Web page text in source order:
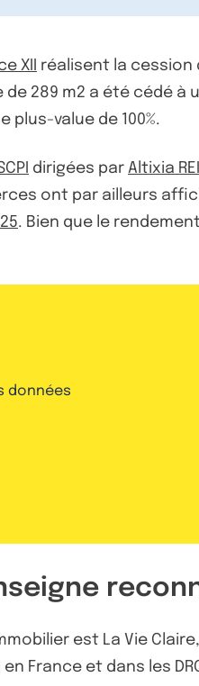
XII
réalisent la cession
289 m2 a été cédé
plus-value de 100%.
dirigées par Altixia
ont par ailleurs
. Bien que le
données
est La Vie
France et dans les